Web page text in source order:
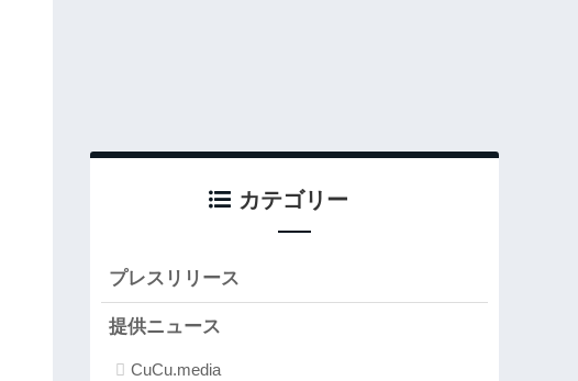
カテゴリー
プレスリリース
提供ニュース
CuCu.media